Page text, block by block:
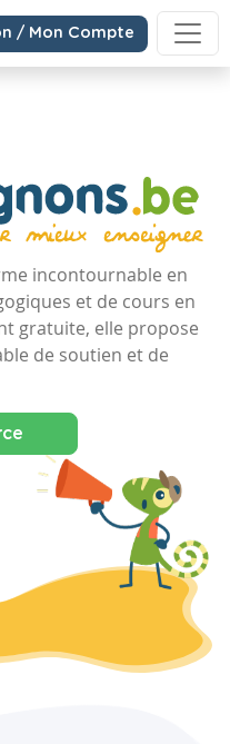
/ Mon Compte
incontournable en
et de cours en
gratuite, elle propose
de soutien et de